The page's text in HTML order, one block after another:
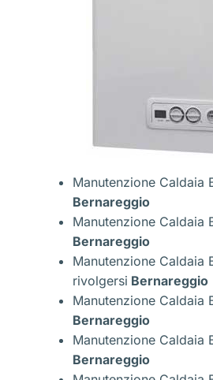
Manutenzione Caldaia
Bernareggio
Manutenzione Caldaia
Bernareggio
Manutenzione Caldaia
rivolgersi Bernareggio
Manutenzione Caldaia
Bernareggio
Manutenzione Caldaia
Bernareggio